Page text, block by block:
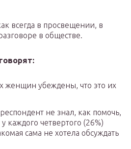
всегда в просвещении, в
в обществе.
женщин убеждены, что это их
не знал, как помочь,
у каждого четвертого (26%)
сама не хотела обсуждать